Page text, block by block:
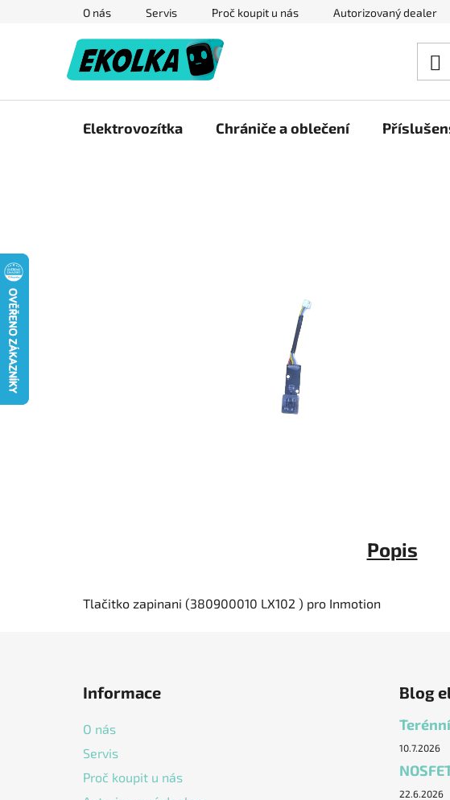
O nás Servis Proč koupit u nás Autorizovaný dealer
Elektrovozítka Chrániče a oblečení
Popis
Tlačitko zapinani (380900010 LX102 ) pro Inmotion
Informace
O nás
Servis
Proč koupit u nás
Blog
10.7.2026
22.6.2026